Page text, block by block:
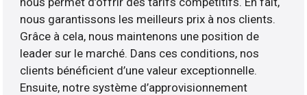
nous garantissons les meilleurs prix à nos clients.
Grâce à cela, nous maintenons une position de
leader sur le marché. Dans ces conditions, nos
clients bénéficient d’une valeur exceptionnelle.
Ensuite, notre système d’approvisionnement